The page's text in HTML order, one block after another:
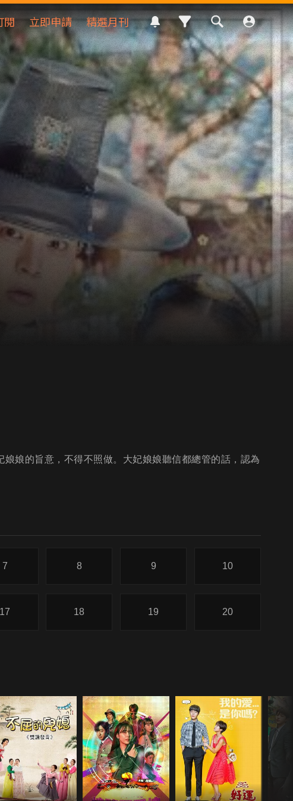
閱 立即申請 精選月刊
娘的旨意，不得不照做。大妃娘娘聽信都總管的話，認為
7 8 9 10
17 18 19 20